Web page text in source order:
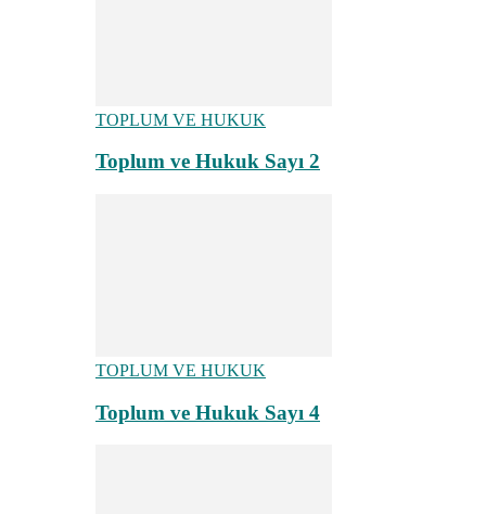
TOPLUM VE HUKUK
Toplum ve Hukuk Sayı 2
TOPLUM VE HUKUK
Toplum ve Hukuk Sayı 4